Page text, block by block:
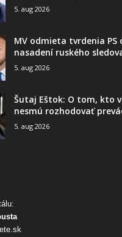
5. aug 2026
MV odmieta tvrdenia PS
nasadení ruského
5. aug 2026
Šutaj Eštok: O tom, kto
nesmú rozhodovať
5. aug 2026